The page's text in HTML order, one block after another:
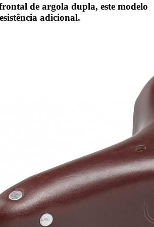
de argola dupla, este modelo
adicional.